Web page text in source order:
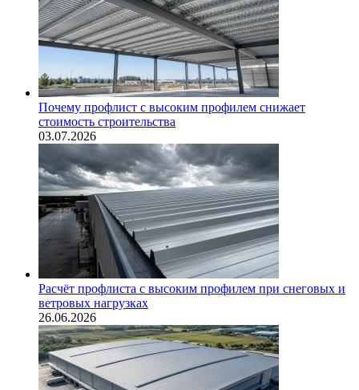
Почему профлист с высоким профилем снижает
стоимость строительства
03.07.2026
Расчёт профлиста с высоким профилем при снеговых и
ветровых нагрузках
26.06.2026